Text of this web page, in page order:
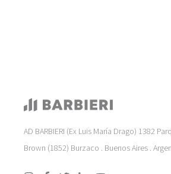
AD BARBIERI (Ex Luis María Drago) 1382
Brown (1852) Burzaco . Buenos Aires .